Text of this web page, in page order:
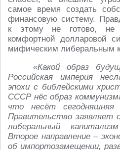
самое время создать
финансовую систему.
к этому не готово, не
комфортной долларовой
мифическим либеральным
«Какой образ
Российская империя
эпохи с библейскими
СССР нёс образ
что несёт
Правительство
либеральный
Второе направление –
об импортозамещении,